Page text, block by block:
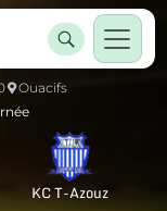
Ouacifs
KC T-Azouz